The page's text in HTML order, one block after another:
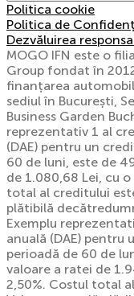
Politica cookie
Politica de
Dezvăluirea
MOGO IFN este o
Group fondat în
finanțarea
sediul în București,
Business Garden
reprezentativ 1 al
(DAE) pentru un
60 de luni, este de
de 1.080,68 Lei, cu
total al creditului
plătibilă
Exemplu
anuală (DAE)
perioadă de 60 de
valoare a ratei de
2,50%. Costul total